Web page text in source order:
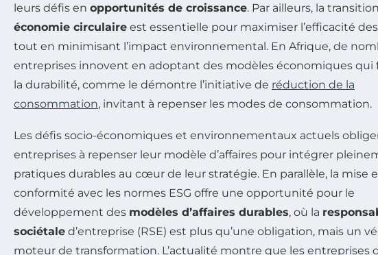
leurs défis en opportunités de croissance. Par ailleurs, la
économie circulaire est essentielle pour maximiser l’efficacité
tout en minimisant l’impact environnemental. En Afrique, de
entreprises innovent en adoptant des modèles économiques qui
la durabilité, comme le démontre l’initiative de réduction de la
consommation, invitant à repenser les modes de consommation.
Les défis socio-économiques et environnementaux actuels
entreprises à repenser leur modèle d’affaires pour intégrer
pratiques durables au cœur de leur stratégie. En parallèle, la mise
conformité avec les normes ESG offre une opportunité pour le
développement des modèles d’affaires durables, où la
sociétale d’entreprise (RSE) est plus qu’une obligation, mais un
moteur de transformation. L’actualité montre que les entreprises